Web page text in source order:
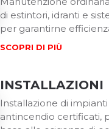
di estintori, idranti e
per garantirne
SCOPRI DI PIÙ
INSTALLAZIONI
Installazione di
antincendio certificati,